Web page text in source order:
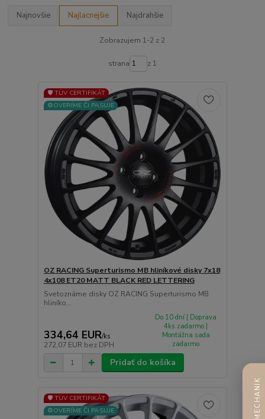
Najnovšie Najlacnejšie Najdrahšie
Zobrazujem 1-2 z 2
strana z 1
🛡️ TÜV CERTIFIKÁT
⚙️OVERÍME ČI PASUJE
OZ RACING Superturismo MB hliníkové disky 7x18
4x108 ET20 MATT BLACK RED LETTERING
Svetoznáme disky OZ RACING Superturismo MB
hliníko...
334,64 EUR/ks
272,07 EUR bez DPH
Do 10 dní | Doprava
4ks zadarmo |
Montážna sada
zadarmo
Pridať do košíka
🛡️ TÜV CERTIFIKÁT
⚙️OVERÍME ČI PASUJE
AI MECHANIK